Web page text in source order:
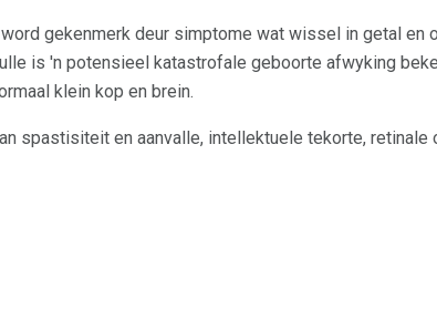
gekenmerk deur simptome wat wissel in getal en
is 'n potensieel katastrofale geboorte afwyking
klein kop en brein.
spastisiteit en aanvalle, intellektuele tekorte,